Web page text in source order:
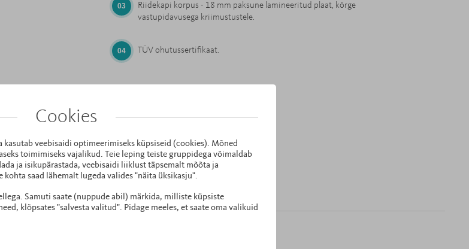
Riidekapi korpus - 18 mm paksune lamineeritud plaat, kõrge
vastupidavusega kriimustustele.
TÜV ohutussertifikaat.
Värvivalikud
Cookies
kasutab veebisaidi optimeerimiseks küpsiseid (cookies). Mõned
toimimiseks vajalikud. Teie leping teiste gruppidega võimaldab
ja isikupärastada, veebisaidi liiklust täpsemalt mõõta ja
kohta saad lähemalt lugeda valides "näita üksikasju".
Samuti saate (nuppude abil) märkida, milliste küpsiste
klõpsates "salvesta valitud". Pidage meeles, et saate oma valikuid